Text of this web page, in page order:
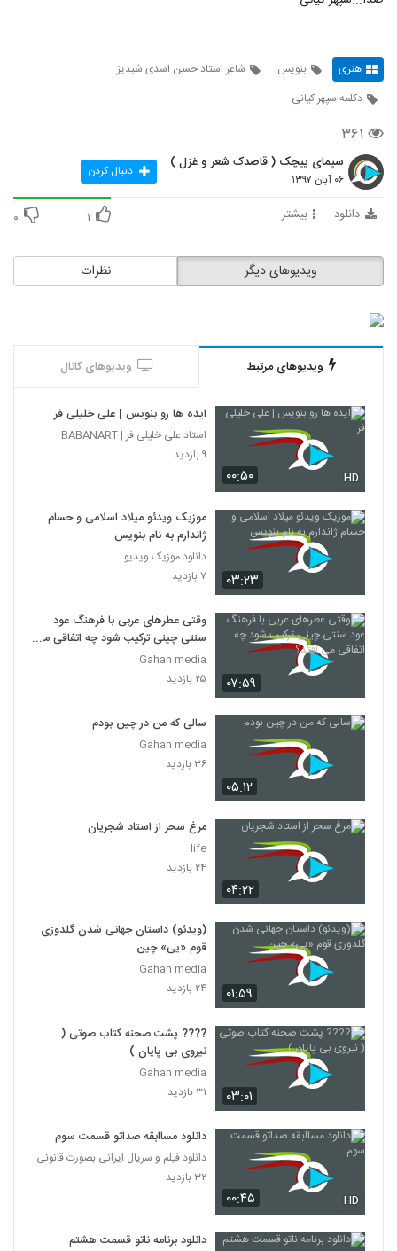
هنری بنویس
شاعر استاد حسن اسدی شبدیز
دکلمه سپهر کیانی
۳۶۱
سیمای پیچک ( قاصدک شعر و غزل )
۰۶ آبان ۱۳۹۷ دنبال کردن
دانلود بیشتر ۱ ۰
نظرات ویدیوهای دیگر
ویدیوهای مرتبط ویدیوهای کانال
۰۰:۵۰ HD
ایده ها رو بنویس | علی خلیلی فر
استاد علی خلیلی فر | BABANART
۹ بازدید
۰۳:۲۳
موزیک ویدئو میلاد اسلامی و حسام
ژاندارم به نام بنویس
دانلود موزیک ویدیو
۷ بازدید
۰۷:۵۹
وقتی عطرهای عربی با فرهنگ عود
سنتی چینی ترکیب شود چه اتفاقی می
افتد؟
Gahan media
۲۵ بازدید
۰۵:۱۲
سالی که من در چین بودم
Gahan media
۳۶ بازدید
۰۴:۲۲
مرغ سحر از استاد شجریان
life
۲۴ بازدید
۰۱:۵۹
(ویدئو) داستان جهانی شدن گلدوزی
قوم «یی» چین
Gahan media
۲۴ بازدید
۰۳:۰۱
???? پشت صحنه کتاب صوتی (
نیروی بی پایان )
Gahan media
۳۱ بازدید
۰۰:۴۵ HD
دانلود مساابقه صداتو قسمت سوم
دانلود فیلم و سریال ایرانی بصورت قانونی
۳۲ بازدید
دانلود برنامه ناتو قسمت هشتم